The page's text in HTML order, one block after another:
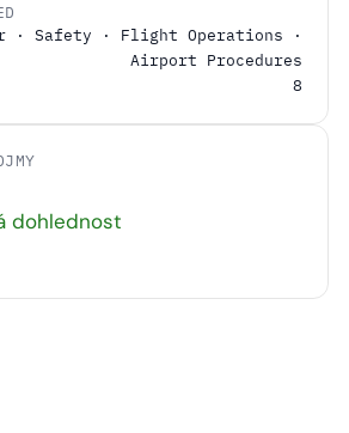
· Safety · Flight Operations ·
Airport Procedures
8
dohlednost